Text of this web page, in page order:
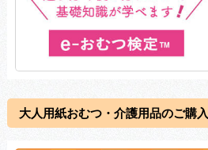
大人用紙おむつ・介護用品のご購入